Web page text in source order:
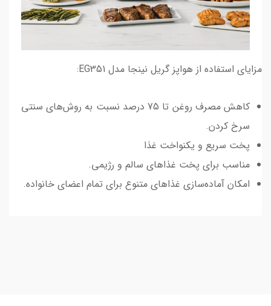
مزایای استفاده از هواپز گریل نینجا مدل EG351:
کاهش مصرف روغن تا 75 درصد نسبت به روش‌های سنتی
سرخ کردن.
پخت سریع و یکنواخت غذا
مناسب برای پخت غذاهای سالم و رژیمی.
امکان آماده‌سازی غذاهای متنوع برای تمام اعضای خانواده.